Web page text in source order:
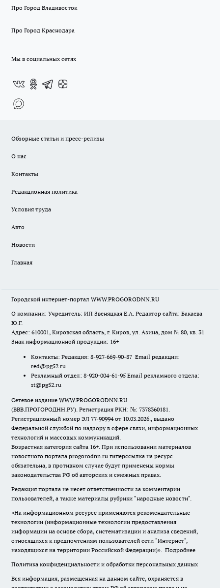
Про Город Владивосток
Про Город Краснодара
Мы в социальных сетях
Обзорные статьи и пресс-релизы
О нас
Контакты
Редакционная политика
Условия труда
Авто
Новости
Главная
Городской интернет-портал WWW.PROGORODNN.RU
О компании: Учредитель: ИП Звеняцкая Е.А. Редактор сайта: Бакаева
Ю.Г.
Адрес: 610001, Кировская область, г. Киров, ул. Азина, дом № 80, кв. 31
Знак информационной продукции: 16+
Контакты: Редакция: 8-927-669-90-87 Email редакции:
red@pg52.ru
Рекламный отдел: 8-920-004-61-95 Email рекламного отдела:
st@pg52.ru
Сетевое издание WWW.PROGORODNN.RU
(ВВВ.ПРОГОРОДНН.РУ). Регистрация РКН: №: 7378360181.
Регистрационный номер ЭЛ 77-90994 от 10.03.2026., выдано
Федеральной службой по надзору в сфере связи, информационных
технологий и массовых коммуникаций.
Возрастная категория сайта 16+. При использовании материалов
новостного портала progorodnn.ru гиперссылка на ресурс
обязательна, в противном случае будут применены нормы
законодательства РФ об авторских и смежных правах.
Редакция портала не несет ответственности за комментарии
пользователей, а также материалы рубрики "народные новости".
«На информационном ресурсе применяются рекомендательные
технологии (информационные технологии предоставления
информации на основе сбора, систематизации и анализа сведений,
относящихся к предпочтениям пользователей сети "Интернет",
находящихся на территории Российской Федерации)». Подробнее
Политика конфиденциальности и обработки персональных данных
Вся информация, размещенная на данном сайте, охраняется в